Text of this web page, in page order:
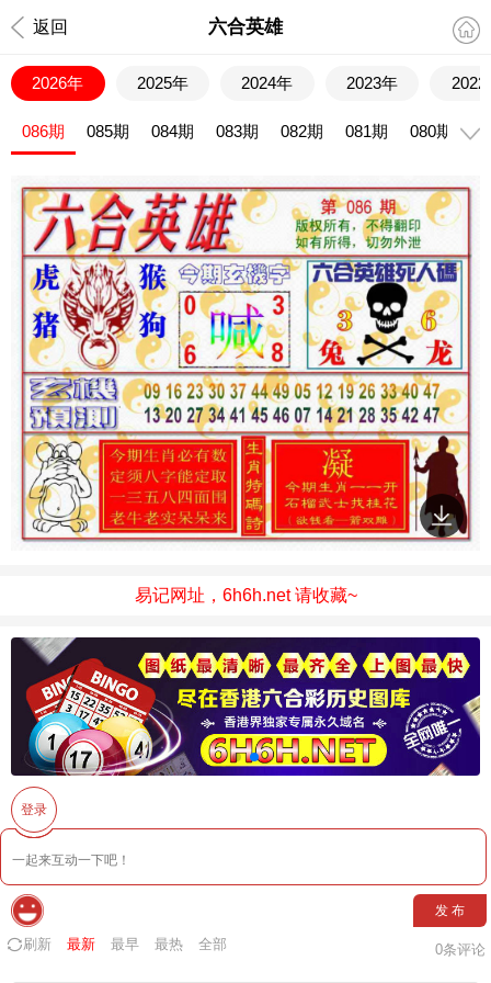
返回 六合英雄
2026年 2025年 2024年 2023年 2022
086期 085期 084期 083期 082期 081期 080期
易记网址，6h6h.net 请收藏~
登录
发 布
刷新 最新 最早 最热 全部 0条评论